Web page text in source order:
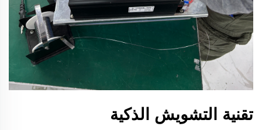
تقنية التشويش الذكية